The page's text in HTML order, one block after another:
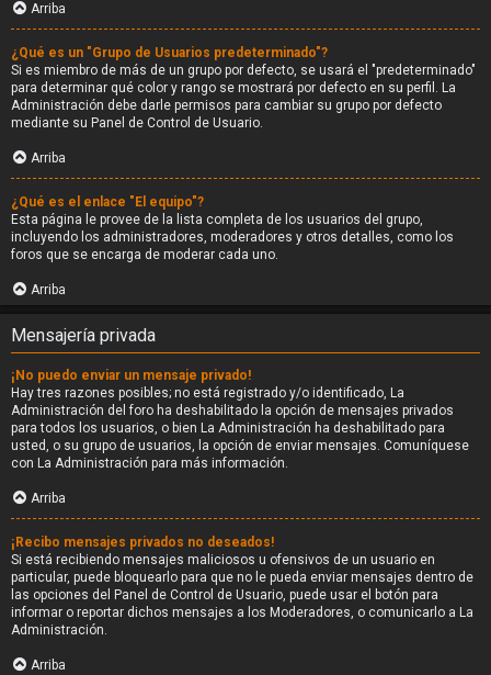
Arriba
¿Qué es un "Grupo de Usuarios predeterminado"?
Si es miembro de más de un grupo por defecto, se usará el "predeterminado"
para determinar qué color y rango se mostrará por defecto en su perfil. La
Administración debe darle permisos para cambiar su grupo por defecto
mediante su Panel de Control de Usuario.
Arriba
¿Qué es el enlace "El equipo"?
Esta página le provee de la lista completa de los usuarios del grupo,
incluyendo los administradores, moderadores y otros detalles, como los
foros que se encarga de moderar cada uno.
Arriba
Mensajería privada
¡No puedo enviar un mensaje privado!
Hay tres razones posibles; no está registrado y/o identificado, La
Administración del foro ha deshabilitado la opción de mensajes privados
para todos los usuarios, o bien La Administración ha deshabilitado para
usted, o su grupo de usuarios, la opción de enviar mensajes. Comuníquese
con La Administración para más información.
Arriba
¡Recibo mensajes privados no deseados!
Si está recibiendo mensajes maliciosos u ofensivos de un usuario en
particular, puede bloquearlo para que no le pueda enviar mensajes dentro de
las opciones del Panel de Control de Usuario, puede usar el botón para
informar o reportar dichos mensajes a los Moderadores, o comunicarlo a La
Administración.
Arriba